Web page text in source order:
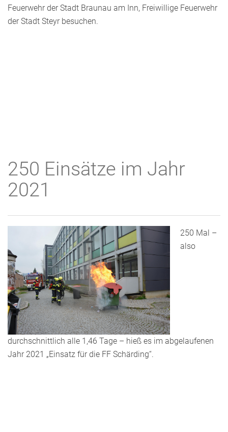
Feuerwehr der Stadt Braunau am Inn, Freiwillige Feuerwehr
der Stadt Steyr besuchen.
250 Einsätze im Jahr
2021
250 Mal –
also
durchschnittlich alle 1,46 Tage – hieß es im abgelaufenen
Jahr 2021 „Einsatz für die FF Schärding“.